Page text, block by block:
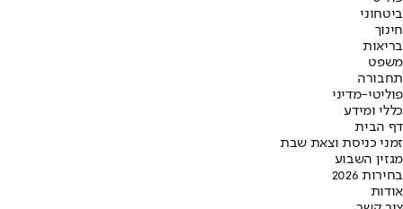
ביטחוני
חינוך
בריאות
משפט
תחבורה
פוליטי-מדיני
כללי ומידע
דף הבית
זמני כניסת וצאת שבת
מגזין השבוע
בחירות 2026
אודות